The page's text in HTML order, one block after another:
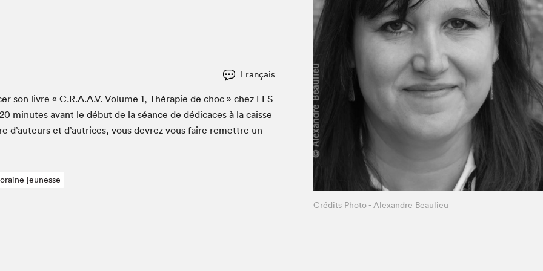
Le Salon dans ta classe
Liseur Public
Matinées scolaires Hydro-Québec
bleu au SLM
À propos du Salon
Liste des exposant·e·s
Liste des auteur·rice·s
Français
son livre « C.R.A.A.V. Vol­ume 1, Thérapie de choc » chez LES
20 min­utes avant le début de la séance de dédi­caces à la caisse
d’auteurs et d’autrices, vous devrez vous faire remet­tre un
jeunesse
Crédits Photo - Alexandre Beaulieu